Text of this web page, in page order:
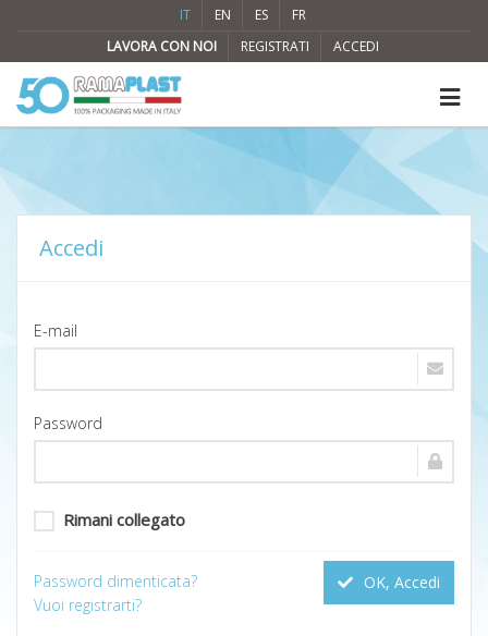
IT EN ES
FR
LAVORA CON NOI
REGISTRATI ACCEDI
Accedi
E-mail
Password
Rimani collegato
OK, Accedi
Password dimenticata?
Vuoi registrarti?